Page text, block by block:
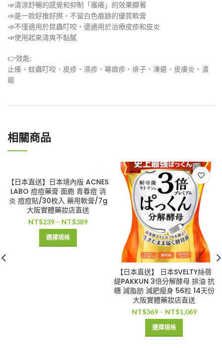
📣清涼舒暢的感覺和抑制「瘙癢」的效果顯著
📣是一款好推好擦，不留白色痕跡的優質軟膏
📣不僅適用於昆蟲叮咬，還適用於治療皮疹和皮炎
📣使用起來清爽不黏膩
👉效能:
止癢、蚊蟲叮咬、皮疹、濕疹、蕁麻疹、痱子、凍瘡、皮膚炎、潰
瘍
相關商品
【日本直送】日本境內版 ACNES
LABO 痘痘藥膏 面皰 青春痘 消
炎 痘痘貼/30枚入 藥用軟膏/7g
大阪實體藥妝店直送
NT$239 – NT$389
選擇規格
【日本直送】 日本SVELTY絲蓓
緹PAKKUN 3倍分解酵母 排油 抗
糖 減脂肪 減肥瘦身 56粒 14天份
大阪實體藥妝店直送
NT$369 – NT$1,069
選擇規格